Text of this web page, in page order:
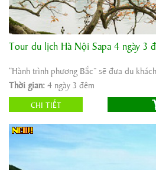
Khởi hành:
Sài Gòn/Hà Nội
4 ngày 3 đêm
Phương tiện: Máy bay/ô tô
Giá tour:3.550.000
Tour du lịch Hà Nội Sapa 4 ngày 3
Thời gian:4 ngày 3 đêm
CHI TIẾT